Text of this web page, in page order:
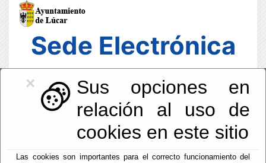
×
Sus opciones en
relación al uso de
cookies en este sitio
Las cookies son importantes para el correcto funcionamiento del
Sede Electrónica